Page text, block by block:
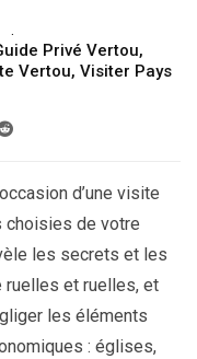
:
Privé Vertou,
Vertou, Visiter Pays
d’une visite
choisies de votre
les secrets et les
ruelles et ruelles, et
les éléments
: églises,